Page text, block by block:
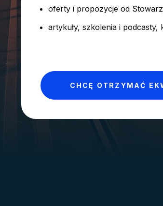
oferty i propozycje od
artykuły, szkolenia i
CHCĘ OTRZYMAĆ